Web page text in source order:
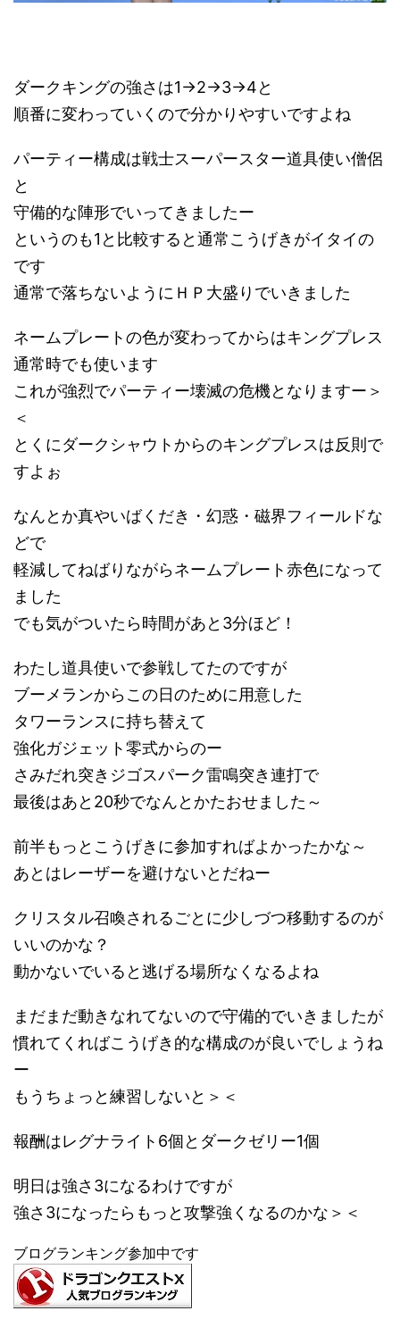
ダークキングの強さは1→2→3→4と
順番に変わっていくので分かりやすいですよね
パーティー構成は戦士スーパースター道具使い僧侶
と
守備的な陣形でいってきましたー
というのも1と比較すると通常こうげきがイタイの
です
通常で落ちないようにＨＰ大盛りでいきました
ネームプレートの色が変わってからはキングプレス
通常時でも使います
これが強烈でパーティー壊滅の危機となりますー＞
＜
とくにダークシャウトからのキングプレスは反則で
すよぉ
なんとか真やいばくだき・幻惑・磁界フィールドな
どで
軽減してねばりながらネームプレート赤色になって
ました
でも気がついたら時間があと3分ほど！
わたし道具使いで参戦してたのですが
ブーメランからこの日のために用意した
タワーランスに持ち替えて
強化ガジェット零式からのー
さみだれ突きジゴスパーク雷鳴突き連打で
最後はあと20秒でなんとかたおせました～
前半もっとこうげきに参加すればよかったかな～
あとはレーザーを避けないとだねー
クリスタル召喚されるごとに少しづつ移動するのが
いいのかな？
動かないでいると逃げる場所なくなるよね
まだまだ動きなれてないので守備的でいきましたが
慣れてくればこうげき的な構成のが良いでしょうね
ー
もうちょっと練習しないと＞＜
報酬はレグナライト6個とダークゼリー1個
明日は強さ3になるわけですが
強さ3になったらもっと攻撃強くなるのかな＞＜
ブログランキング参加中です